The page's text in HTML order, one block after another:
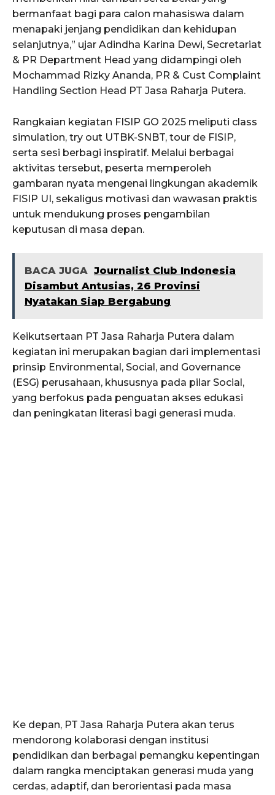
bermanfaat bagi para calon mahasiswa dalam
menapaki jenjang pendidikan dan kehidupan
selanjutnya,” ujar Adindha Karina Dewi, Secretariat
& PR Department Head yang didampingi oleh
Mochammad Rizky Ananda, PR & Cust Complaint
Handling Section Head PT Jasa Raharja Putera.
Rangkaian kegiatan FISIP GO 2025 meliputi class
simulation, try out UTBK-SNBT, tour de FISIP,
serta sesi berbagi inspiratif. Melalui berbagai
aktivitas tersebut, peserta memperoleh
gambaran nyata mengenai lingkungan akademik
FISIP UI, sekaligus motivasi dan wawasan praktis
untuk mendukung proses pengambilan
keputusan di masa depan.
BACA JUGA Journalist Club Indonesia
Disambut Antusias, 26 Provinsi
Nyatakan Siap Bergabung
Keikutsertaan PT Jasa Raharja Putera dalam
kegiatan ini merupakan bagian dari implementasi
prinsip Environmental, Social, and Governance
(ESG) perusahaan, khususnya pada pilar Social,
yang berfokus pada penguatan akses edukasi
dan peningkatan literasi bagi generasi muda.
Ke depan, PT Jasa Raharja Putera akan terus
mendorong kolaborasi dengan institusi
pendidikan dan berbagai pemangku kepentingan
dalam rangka menciptakan generasi muda yang
cerdas, adaptif, dan berorientasi pada masa